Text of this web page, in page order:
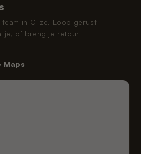
in Gilze. Loop gerust
of breng je retour
Maps